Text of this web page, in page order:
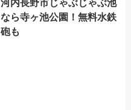
河内長野市じゃぶじゃぶ池
なら寺ヶ池公園！無料水鉄
砲も